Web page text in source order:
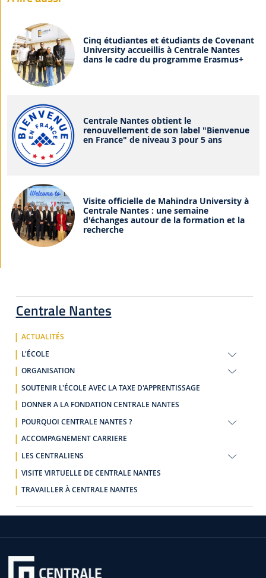
Centrale Nantes
ACTUALITÉS
L'ÉCOLE
ORGANISATION
SOUTENIR L'ÉCOLE AVEC LA TAXE D'APPRENTISSAGE
DONNER A LA FONDATION CENTRALE NANTES
POURQUOI CENTRALE NANTES ?
ACCOMPAGNEMENT CARRIERE
LES CENTRALIENS
VISITE VIRTUELLE DE CENTRALE NANTES
TRAVAILLER À CENTRALE NANTES
Cinq étudiantes et étudiants de Covenant
University accueillis à Centrale Nantes
dans le cadre du programme Erasmus+
Centrale Nantes obtient le
renouvellement de son label "Bienvenue
en France" de niveau 3 pour 5 ans
Visite officielle de Mahindra University à
Centrale Nantes : une semaine
d'échanges autour de la formation et la
recherche